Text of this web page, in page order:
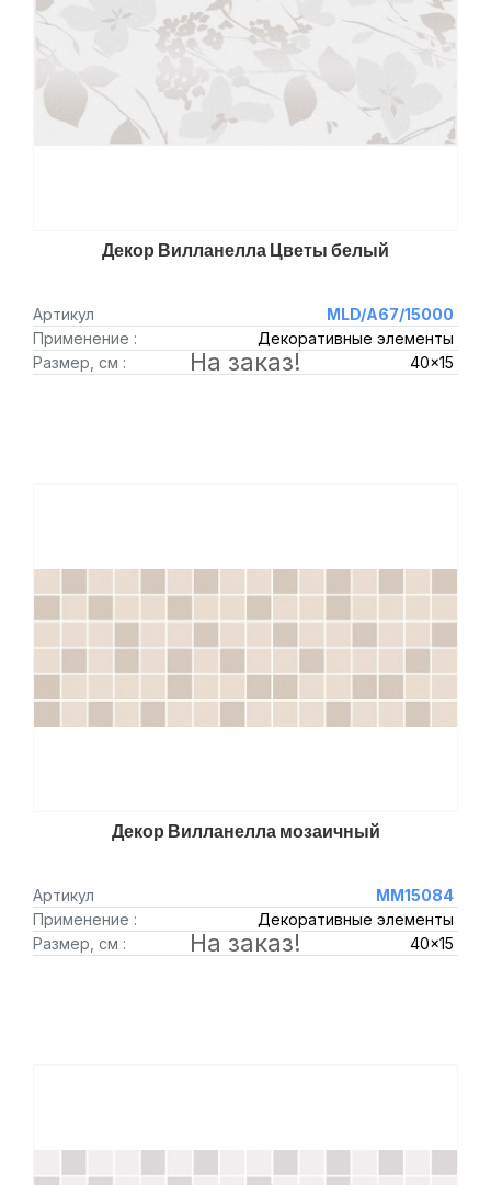
Декор Вилланелла Цветы белый
Артикул
MLD/A67/15000
Применение :
Декоративные элементы
Размер, см :
40x15
На заказ!
Декор Вилланелла мозаичный
Артикул
MM15084
Применение :
Декоративные элементы
Размер, см :
40x15
На заказ!